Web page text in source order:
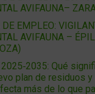
AVIFAUNA–
DE EMPLEO:
AVIFAUNA –
Qué
plan de residuos y
más de lo que